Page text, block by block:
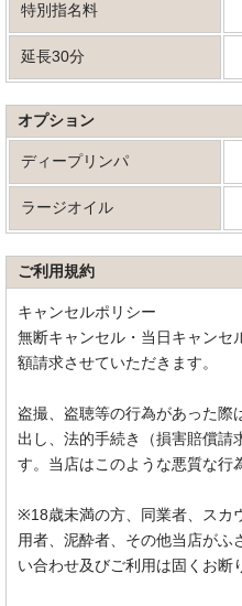
特別指名料
延長30分
オプション
ディープリンパ
ラージオイル
ご利用規約
キャンセルポリシー
無断キャンセル・当日キャンセ
額請求させていただきます。
盗撮、盗聴等の行為があった際
出し、法的手続き（損害賠償請
す。当店はこのような悪質な行
※18歳未満の方、同業者、スカ
用者、泥酔者、その他当店がふ
い合わせ及びご利用は固くお断